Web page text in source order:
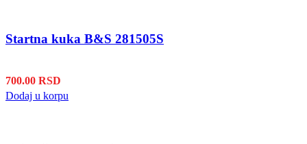
Startna kuka B&S 281505S
700.00 RSD
Dodaj u korpu